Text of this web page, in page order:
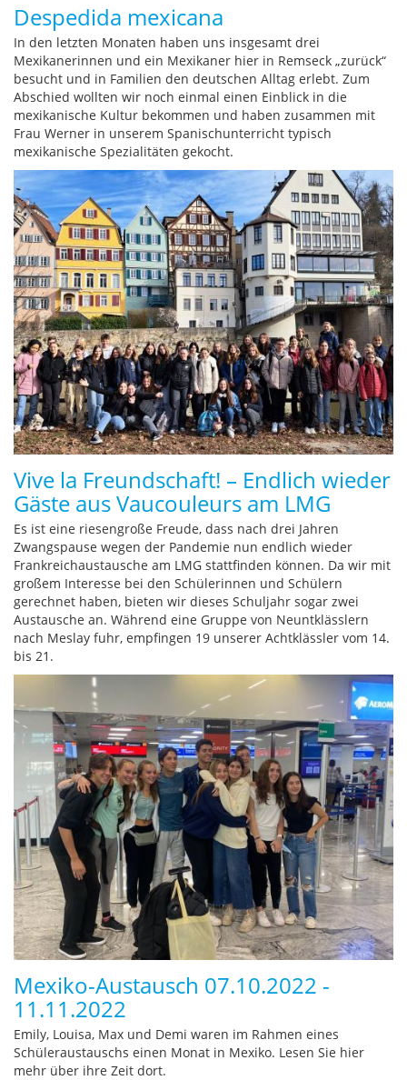
Despedida mexicana
In den letzten Monaten haben uns insgesamt drei
Mexikanerinnen und ein Mexikaner hier in Remseck „zurück“
besucht und in Familien den deutschen Alltag erlebt. Zum
Abschied wollten wir noch einmal einen Einblick in die
mexikanische Kultur bekommen und haben zusammen mit
Frau Werner in unserem Spanischunterricht typisch
mexikanische Spezialitäten gekocht.
Vive la Freundschaft! – Endlich wieder
Gäste aus Vaucouleurs am LMG
Es ist eine riesengroße Freude, dass nach drei Jahren
Zwangspause wegen der Pandemie nun endlich wieder
Frankreichaustausche am LMG stattfinden können. Da wir mit
großem Interesse bei den Schülerinnen und Schülern
gerechnet haben, bieten wir dieses Schuljahr sogar zwei
Austausche an. Während eine Gruppe von Neuntklässlern
nach Meslay fuhr, empfingen 19 unserer Achtklässler vom 14.
bis 21.
Mexiko-Austausch 07.10.2022 -
11.11.2022
Emily, Louisa, Max und Demi waren im Rahmen eines
Schüleraustauschs einen Monat in Mexiko. Lesen Sie hier
mehr über ihre Zeit dort.